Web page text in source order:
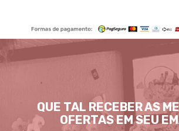
QUE TAL RECEBER AS
OFERTAS EM SEU